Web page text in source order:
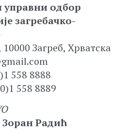
управни одбор
загребачко-
Загреб, Хрватска
558 8888
558 8889
Зоран Радић